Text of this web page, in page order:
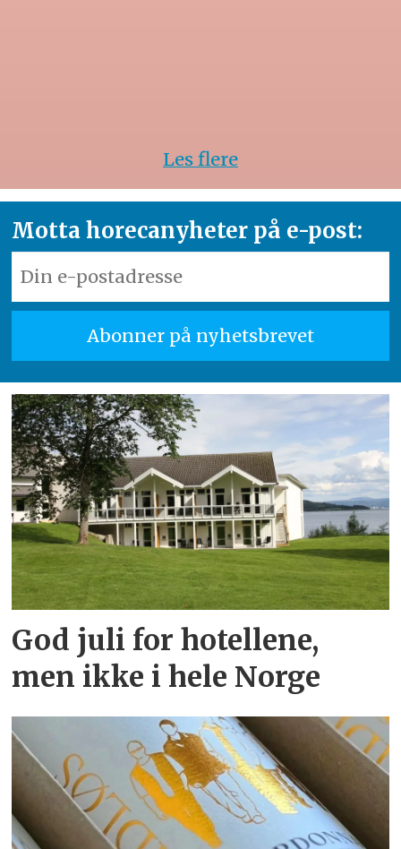
Les flere
Motta horecanyheter på e-post:
God juli for hotellene,
men ikke i hele Norge